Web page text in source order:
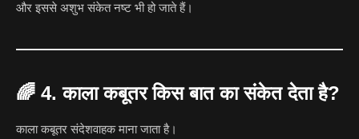
और इससे अशुभ संकेत नष्ट भी हो जाते हैं।
🌈 4. काला कबूतर किस बात का संकेत देता है?
काला कबूतर संदेशवाहक माना जाता है।